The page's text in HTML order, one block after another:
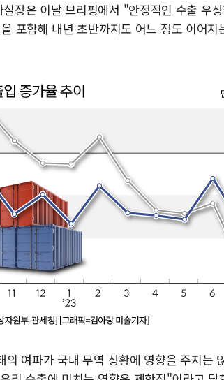
장은 이날 브리핑에서 "안정적인 수출 우
포함해 내년 초반까지도 어느 정도 이어
의 여파가 국내 무역 상황에 영향을 주지는